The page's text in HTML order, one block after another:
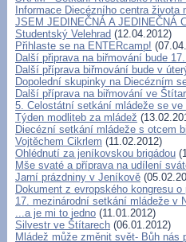
Informace Diecézního centra života
JSEM JEDINEČNÁ A JEDINEČNÁ
Studentský Velehrad (12.04.2012)
Přihlaste se na ENTERcamp!
Další připrava na biřmování bude
Další příprava biřmování bude v
Dopolední skupinky na Diecézním
Další příprava na biřmování ve
5. Celostátní setkání mládeže se ve
Týden modliteb za mládež
Diecézní setkání mládeže s otcem
Vojtěchem Cikrlem (11.02.2012)
Ohlédnutí za jeníkovskou brigádou
Mše svaté a příprava na udílení
Jarní prázdniny v Jeníkově
Dokument z evropského kongresu o
17. mezinárodní setkání mládeže v
...a je mi to jedno (11.01.2012)
Silvestr ve Štítarech (06.01.2012)
Mládež může změnit svět- Bůh nás